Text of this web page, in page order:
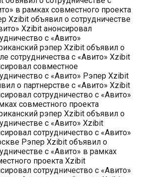
в рамках совместного проекта
Xzibit объявил о сотрудничестве
Xzibit анонсировал
с «Авито»
рэпер Xzibit объявил о
сотрудничества с «Авито» Xzibit
совместное
с «Авито» Рэпер Xzibit
о партнерстве с «Авито» Xzibit
сотрудничество с «Авито»
совместного проекта
рэпер Xzibit объявил о
с «Авито» Xzibit
сотрудничество с «Авито»
Рэпер Xzibit объявил о
с «Авито» в рамках
проекта Xzibit
сотрудничество с «Авито»